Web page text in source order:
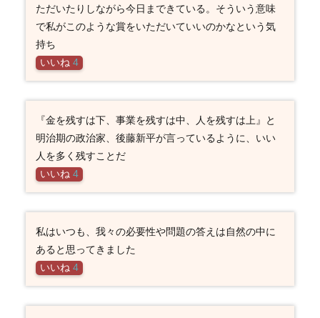
ただいたりしながら今日まできている。そういう意味
で私がこのような賞をいただいていいのかなという気
持ち
いいね 4
『金を残すは下、事業を残すは中、人を残すは上』と
明治期の政治家、後藤新平が言っているように、いい
人を多く残すことだ
いいね 4
私はいつも、我々の必要性や問題の答えは自然の中に
あると思ってきました
いいね 4